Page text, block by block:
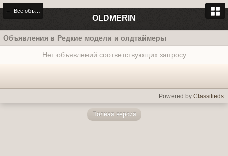
OLDMERIN
Объявления в Редкие модели и олдтаймеры
Нет объявлений соответствующих запросу
Powered by Classifieds
Полная версия